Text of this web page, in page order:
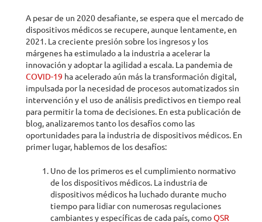
A pesar de un 2020 desafiante, se espera que el mercado de
dispositivos médicos se recupere, aunque lentamente, en
2021. La creciente presión sobre los ingresos y los
márgenes ha estimulado a la industria a acelerar la
innovación y adoptar la agilidad a escala. La pandemia de
COVID-19 ha acelerado aún más la transformación digital,
impulsada por la necesidad de procesos automatizados sin
intervención y el uso de análisis predictivos en tiempo real
para permitir la toma de decisiones. En esta publicación de
blog, analizaremos tanto los desafíos como las
oportunidades para la industria de dispositivos médicos. En
primer lugar, hablemos de los desafíos:
Uno de los primeros es el cumplimiento normativo
de los dispositivos médicos. La industria de
dispositivos médicos ha luchado durante mucho
tiempo para lidiar con numerosas regulaciones
cambiantes y específicas de cada país, comoQSR